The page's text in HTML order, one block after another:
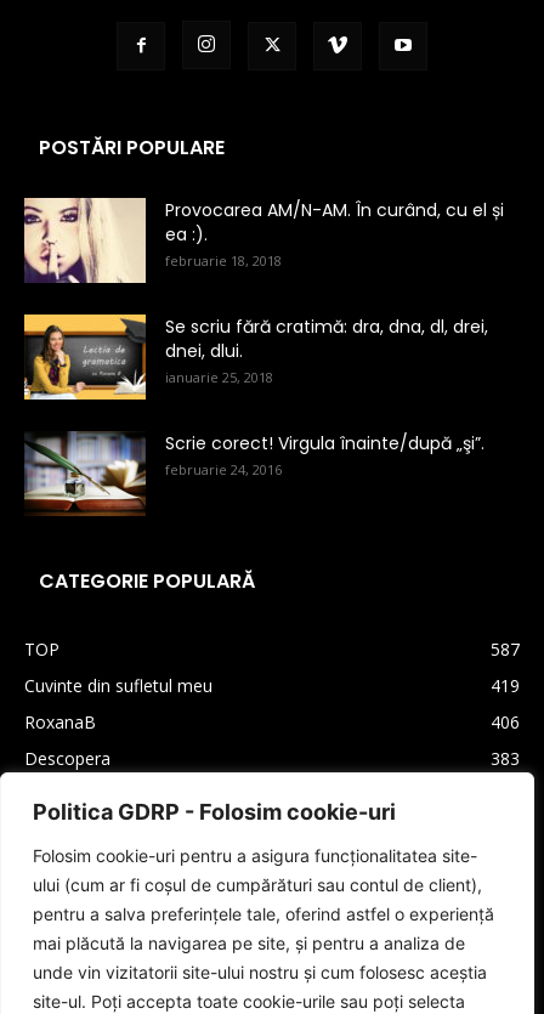
Politica GDRP - Folosim cookie-uri
Folosim cookie-uri pentru a asigura funcționalitatea site-
ului (cum ar fi coșul de cumpărături sau contul de client),
pentru a salva preferințele tale, oferind astfel o experiență
mai plăcută la navigarea pe site, și pentru a analiza de
unde vin vizitatorii site-ului nostru și cum folosesc aceștia
site-ul. Poți accepta toate cookie-urile sau poți selecta
POSTĂRI POPULARE
Provocarea AM/N-AM. În curând, cu el și
ea :).
februarie 18, 2018
Se scriu fără cratimă: dra, dna, dl, drei,
dnei, dlui.
ianuarie 25, 2018
Scrie corect! Virgula înainte/după „şi”.
februarie 24, 2016
CATEGORIE POPULARĂ
TOP
587
Cuvinte din sufletul meu
419
RoxanaB
406
Descopera
383
Lifestyle
Cultura generala
160
Autori